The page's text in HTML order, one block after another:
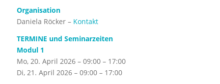
Organisation
Daniela Röcker – Kontakt
TERMINE und Seminarzeiten
Modul 1
Mo, 20. April 2026 – 09:00 – 17:00
Di, 21. April 2026 – 09:00 – 17:00